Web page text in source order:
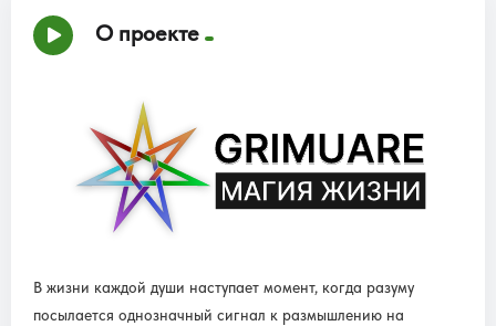
О проекте
В жизни каждой души наступает момент, когда разуму
посылается однозначный сигнал к размышлению на